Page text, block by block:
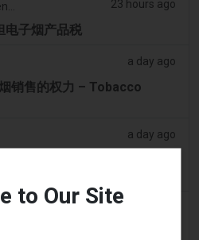
23 hours ago
子烟产品税
a day ago
销售的权力 – Tobacco
a day ago
to Our Site